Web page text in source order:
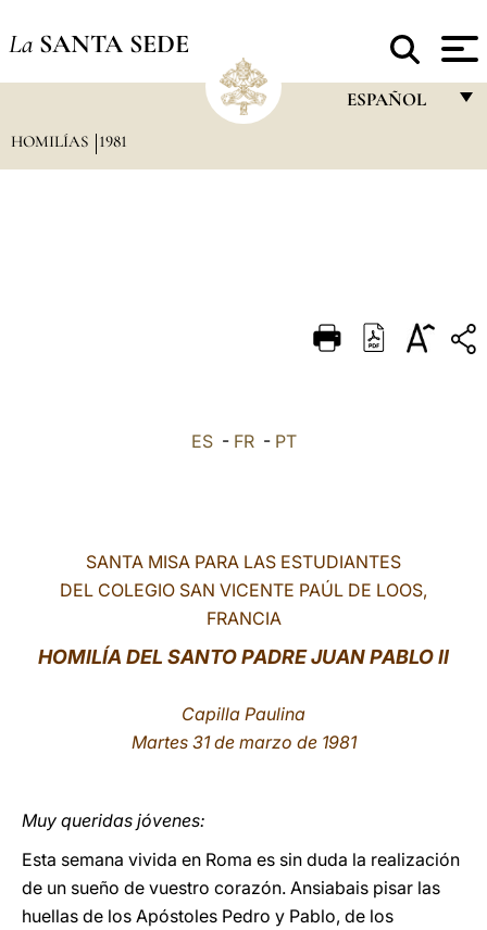
La SANTA SEDE
ESPAÑOL
DEUTSCH
HOMILÍAS 1981
ES- FR- PT
SANTA MISA PARA LAS ESTUDIANTES
DEL COLEGIO SAN VICENTE PAÚL DE LOOS,
FRANCIA
HOMILÍA DEL SANTO PADRE JUAN PABLO II
Capilla Paulina
Martes 31 de marzo de 1981
Muy queridas jóvenes:
Esta semana vivida en Roma es sin duda la realización
de un sueño de vuestro corazón. Ansiabais pisar las
huellas de los Apóstoles Pedro y Pablo, de los